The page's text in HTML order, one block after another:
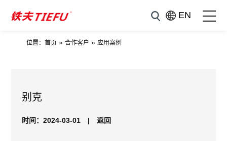
EN
位置：首页 »合作客户 » 应用案例
别克
时间：2024-03-01| 返回